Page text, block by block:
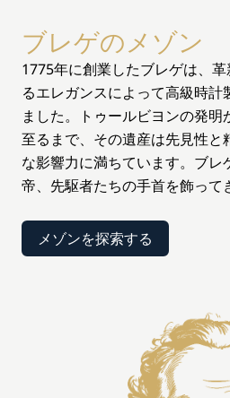
ブレゲのメゾン
1775年に創業したブレゲは、
るエレガンスによって高級時計
ました。トゥールビヨンの発
至るまで、その遺産は先見性と
な影響力に満ちています。ブレ
帝、先駆者たちの手首を飾って
メゾンを探索する